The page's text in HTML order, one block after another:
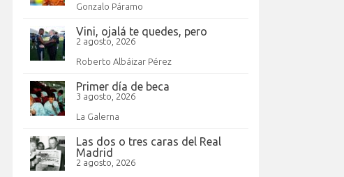
Gonzalo Páramo
Vini, ojalá te quedes, pero
2 agosto, 2026
Roberto Albáizar Pérez
Primer día de beca
3 agosto, 2026
La Galerna
Las dos o tres caras del Real
Madrid
2 agosto, 2026